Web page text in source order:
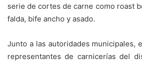
serie de cortes de carne como roast
falda, bife ancho y asado.
Junto a las autoridades municipales,
representantes de carnicerías del